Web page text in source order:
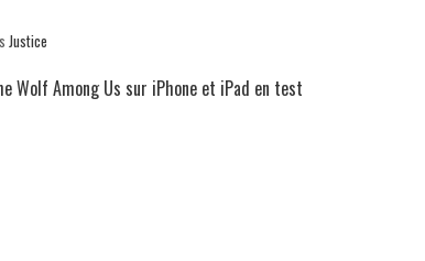
Justice
Wolf Among Us sur iPhone et iPad en test